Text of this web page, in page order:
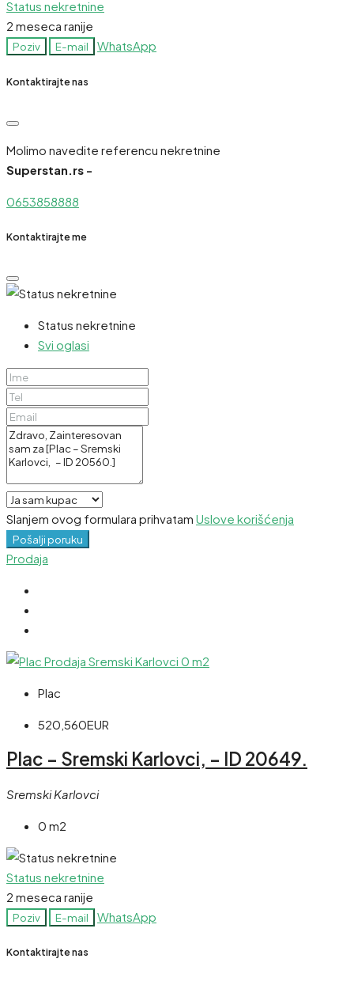
Status nekretnine
2 meseca ranije
Poziv E-mail WhatsApp
Kontaktirajte nas
Molimo navedite referencu nekretnine
Superstan.rs -
0653858888
Kontaktirajte me
Status nekretnine
Svi oglasi
Slanjem ovog formulara prihvatam Uslove korišćenja
Pošalji poruku
Prodaja
Plac
520,560EUR
Plac – Sremski Karlovci, – ID 20649.
Sremski Karlovci
0 m2
Status nekretnine
2 meseca ranije
Poziv E-mail WhatsApp
Kontaktirajte nas